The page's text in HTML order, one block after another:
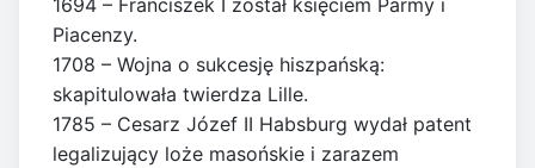
1694 – Franciszek I został księciem Parmy i
Piacenzy.
1708 – Wojna o sukcesję hiszpańską:
skapitulowała twierdza Lille.
1785 – Cesarz Józef II Habsburg wydał patent
legalizujący loże masońskie i zarazem